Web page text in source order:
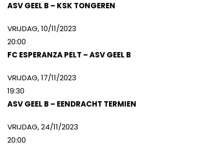
ASV GEEL B – KSK TONGEREN
VRIJDAG, 10/11/2023
20:00
FC ESPERANZA PELT – ASV GEEL B
VRIJDAG, 17/11/2023
19:30
ASV GEEL B – EENDRACHT TERMIEN
VRIJDAG, 24/11/2023
20:00